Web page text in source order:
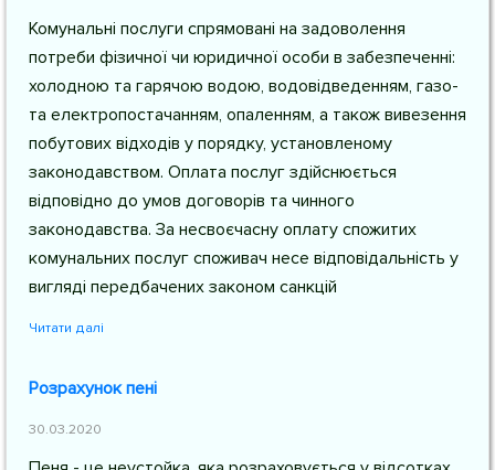
Комунальні послуги спрямовані на задоволення
потреби фізичної чи юридичної особи в забезпеченні:
холодною та гарячою водою, водовідведенням, газо-
та електропостачанням, опаленням, а також вивезення
побутових відходів у порядку, установленому
законодавством. Оплата послуг здійснюється
відповідно до умов договорів та чинного
законодавства. За несвоєчасну оплату спожитих
комунальних послуг споживач несе відповідальність у
вигляді передбачених законом санкцій
Читати далі
Розрахунок пені
30.03.2020